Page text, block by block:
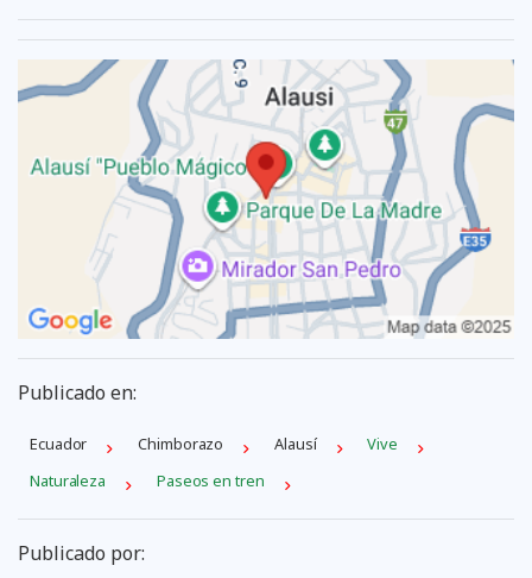
Publicado en:
Ecuador Chimborazo Alausí
Vive
Naturaleza
Paseos en tren
Publicado por: